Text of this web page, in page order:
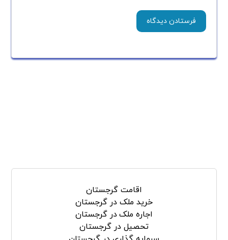
اقامت گرجستان
خرید ملک در گرجستان
اجاره ملک در گرجستان
تحصیل در گرجستان